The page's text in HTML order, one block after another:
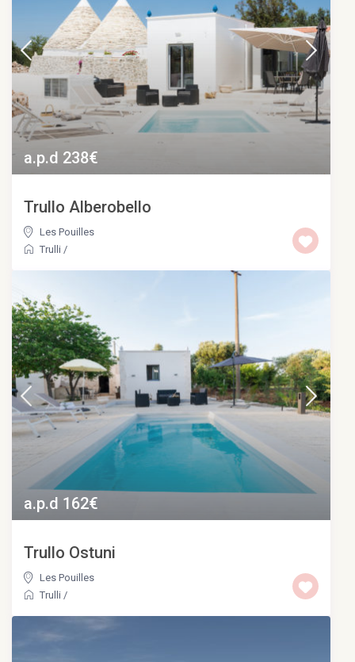
a.p.d 238€
Trullo Alberobello
Les Pouilles
Trulli /
a.p.d 162€
Trullo Ostuni
Les Pouilles
Trulli /